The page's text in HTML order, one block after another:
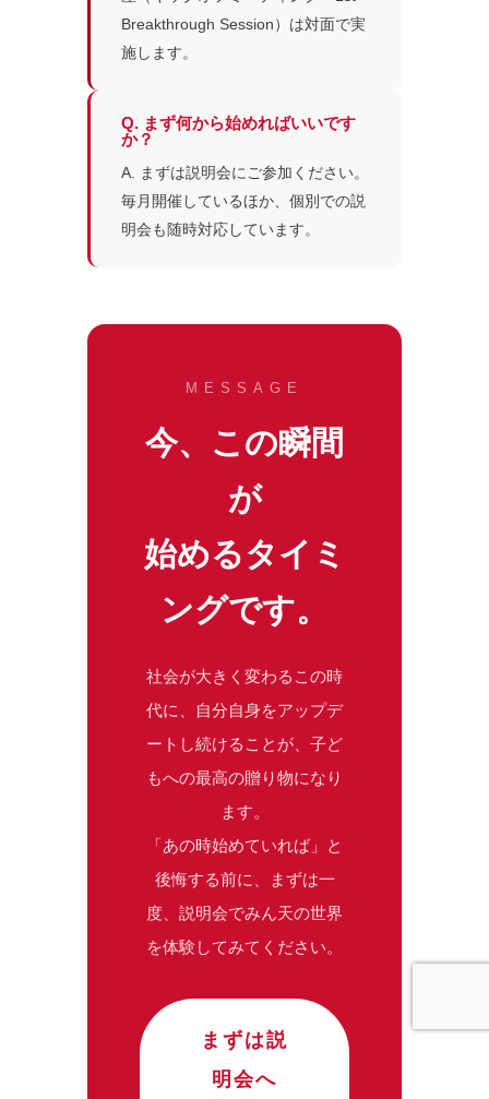
Breakthrough Session）は対面で実
施します。
Q. まず何から始めればいいです
か？
A. まずは説明会にご参加ください。
毎月開催しているほか、個別での説
明会も随時対応しています。
MESSAGE
今、この瞬間
が
始めるタイミ
ングです。
社会が大きく変わるこの時
代に、自分自身をアップデ
ートし続けることが、子ど
もへの最高の贈り物になり
ます。
「あの時始めていれば」と
後悔する前に、まずは一
度、説明会でみん天の世界
を体験してみてください。
まずは説
明会へ
誰かに役立つならシェアしてください